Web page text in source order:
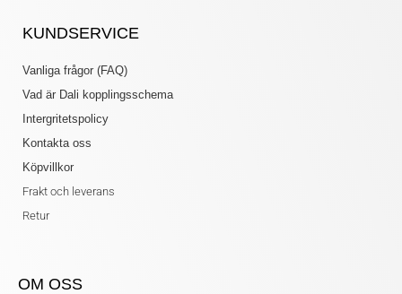
KUNDSERVICE
Vanliga frågor (FAQ)
Vad är Dali kopplingsschema
Intergritetspolicy
Kontakta oss
Köpvillkor
Frakt och leverans
Retur
OM OSS